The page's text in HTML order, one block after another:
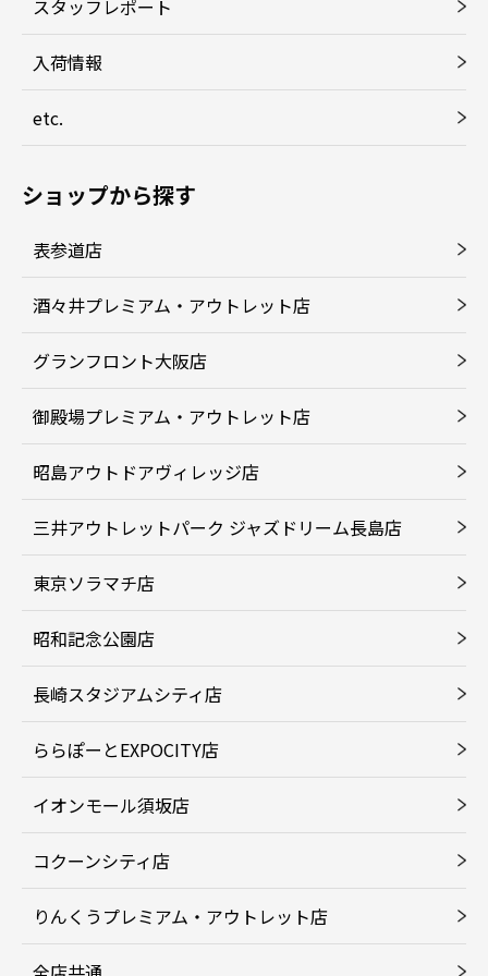
スタッフレポート
入荷情報
etc.
ショップから探す
表参道店
酒々井プレミアム・アウトレット店
グランフロント大阪店
御殿場プレミアム・アウトレット店
昭島アウトドアヴィレッジ店
三井アウトレットパーク ジャズドリーム長島店
東京ソラマチ店
昭和記念公園店
長崎スタジアムシティ店
ららぽーとEXPOCITY店
イオンモール須坂店
コクーンシティ店
りんくうプレミアム・アウトレット店